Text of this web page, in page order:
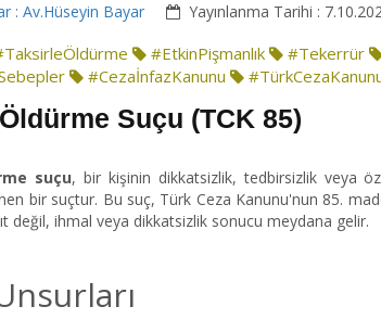
: Av.Hüseyin Bayar Yayınlanma Tarihi :
#EtkinPişmanlık #Tekerrür
#CezaİnfazKanunu
Suçu (TCK 85)
suçu, bir kişinin dikkatsizlik, tedbirsizlik veya
bir suçtur. Bu suç, Türk Ceza Kanunu'nun 85.
değil, ihmal veya dikkatsizlik sonucu meydana gelir.